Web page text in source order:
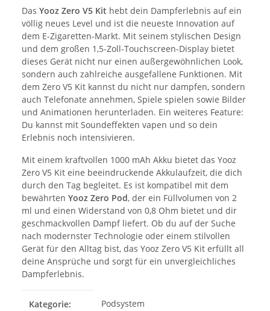
Das Yooz Zero V5 Kit hebt dein Dampferlebnis auf ein
völlig neues Level und ist die neueste Innovation auf
dem E-Zigaretten-Markt. Mit seinem stylischen Design
und dem großen 1,5-Zoll-Touchscreen-Display bietet
dieses Gerät nicht nur einen außergewöhnlichen Look,
sondern auch zahlreiche ausgefallene Funktionen. Mit
dem Zero V5 Kit kannst du nicht nur dampfen, sondern
auch Telefonate annehmen, Spiele spielen sowie Bilder
und Animationen herunterladen. Ein weiteres Feature:
Du kannst mit Soundeffekten vapen und so dein
Erlebnis noch intensivieren.
Mit einem kraftvollen 1000 mAh Akku bietet das Yooz
Zero V5 Kit eine beeindruckende Akkulaufzeit, die dich
durch den Tag begleitet. Es ist kompatibel mit dem
bewährten Yooz Zero Pod, der ein Füllvolumen von 2
ml und einen Widerstand von 0,8 Ohm bietet und dir
geschmackvollen Dampf liefert. Ob du auf der Suche
nach modernster Technologie oder einem stilvollen
Gerät für den Alltag bist, das Yooz Zero V5 Kit erfüllt all
deine Ansprüche und sorgt für ein unvergleichliches
Dampferlebnis.
Kategorie: Podsystem